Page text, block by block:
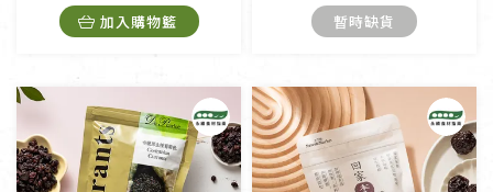
加入購物籃 暫時缺貨